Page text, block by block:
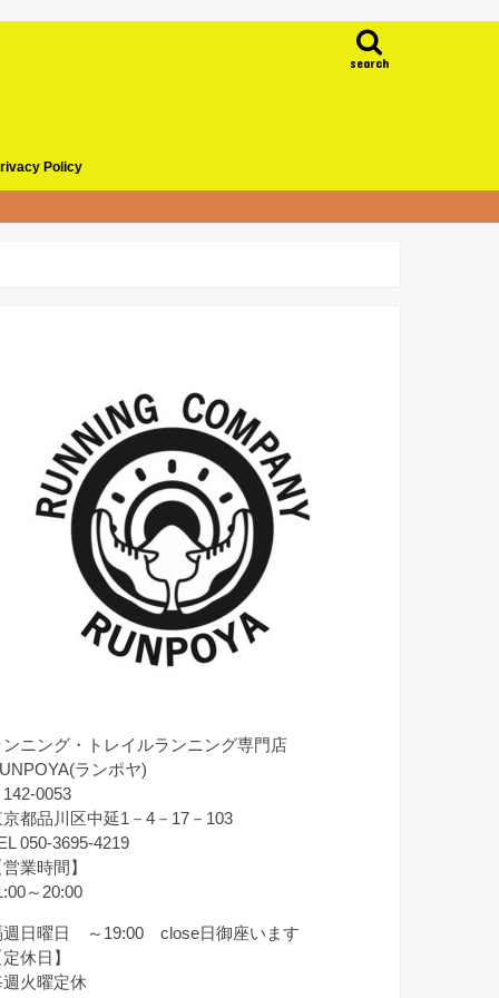
search
Policy
ンニング・トレイルランニング専門店
ランポヤ)
0053
京都品川区中延1－4－17－103
050-3695-4219
業時間】
～20:00
週日曜日 ～19:00 close日御座います
休日】
週火曜定休